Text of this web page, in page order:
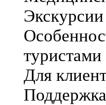
туристами
Для